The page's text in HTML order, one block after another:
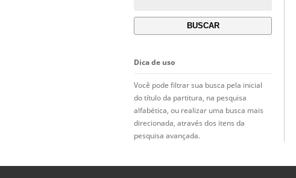
Dica de uso
Você pode filtrar sua busca pela inicial
do título da partitura, na pesquisa
alfabética, ou realizar uma busca mais
direcionada, através dos itens da
pesquisa avançada.